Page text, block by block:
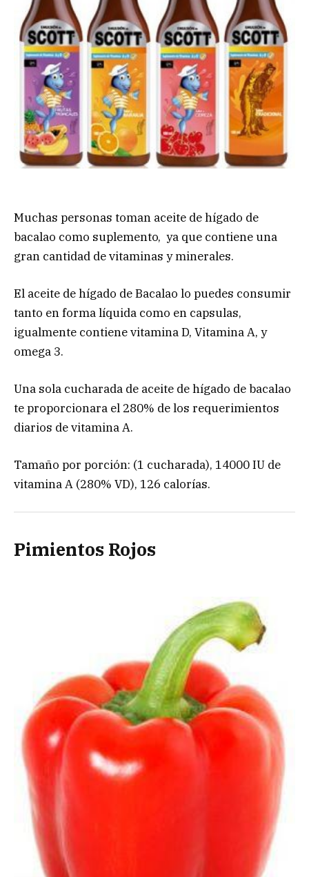
Muchas personas toman aceite de hígado de
bacalao como suplemento, ya que contiene una
gran cantidad de vitaminas y minerales.
El aceite de hígado de Bacalao lo puedes consumir
tanto en forma líquida como en capsulas,
igualmente contiene vitamina D, Vitamina A, y
omega 3.
Una sola cucharada de aceite de hígado de bacalao
te proporcionara el 280% de los requerimientos
diarios de vitamina A.
Tamaño por porción: (1 cucharada), 14000 IU de
vitamina A (280% VD), 126 calorías.
Pimientos Rojos